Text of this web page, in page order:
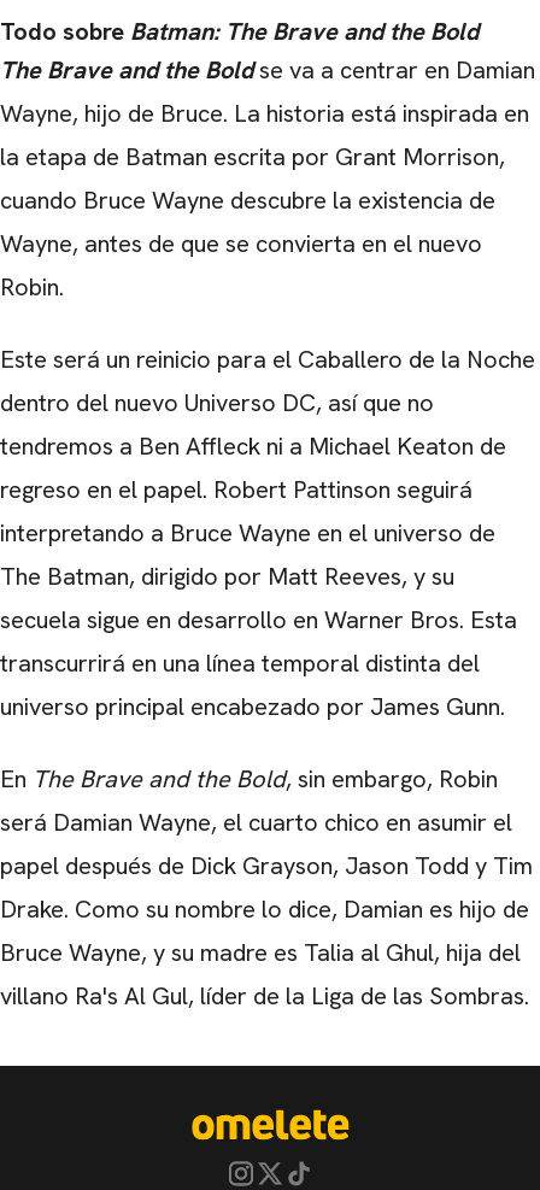
Todo sobre Batman: The Brave and the Bold
The Brave and the Boldse va a centrar en Damian
Wayne, hijo de Bruce. La historia está inspirada en
la etapa de Batman escrita por Grant Morrison,
cuando Bruce Wayne descubre la existencia de
Wayne, antes de que se convierta en el nuevo
Robin.
Este será un reinicio para el Caballero de la Noche
dentro del nuevo Universo DC, así que no
tendremos a Ben Affleck ni a Michael Keaton de
regreso en el papel. Robert Pattinson seguirá
interpretando a Bruce Wayne en el universo de
The Batman, dirigido por Matt Reeves, y su
secuela sigue en desarrollo en Warner Bros. Esta
transcurrirá en una línea temporal distinta del
universo principal encabezado por James Gunn.
En The Brave and the Bold, sin embargo, Robin
será Damian Wayne, el cuarto chico en asumir el
papel después de Dick Grayson, Jason Todd y Tim
Drake. Como su nombre lo dice, Damian es hijo de
Bruce Wayne, y su madre es Talia al Ghul, hija del
villano Ra's Al Gul, líder de la Liga de las Sombras.